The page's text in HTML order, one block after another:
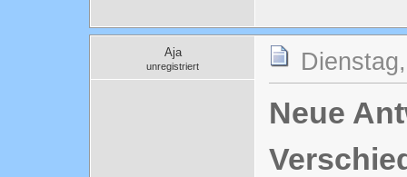
Aja
unregistriert
Neue